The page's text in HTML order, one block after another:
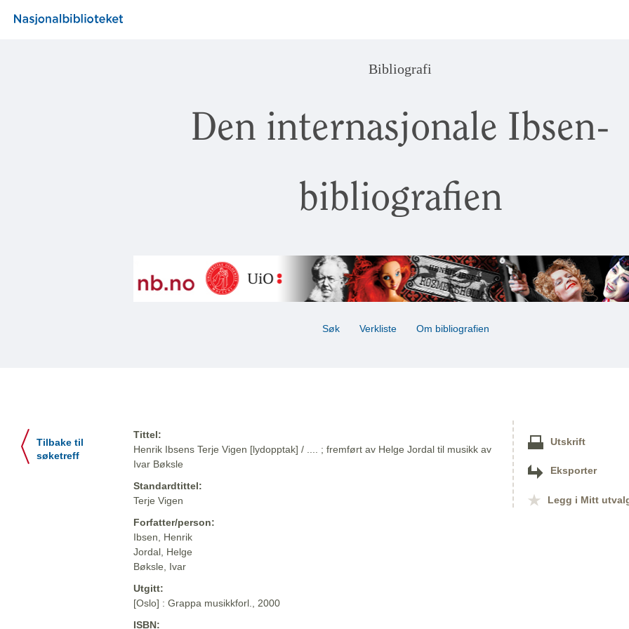
Bibliografi
Den internasjonale Ibsen-
bibliografien
Søk Verkliste Om bibliografien
Tilbake til
søketreff
Tittel:
Henrik Ibsens Terje Vigen [lydopptak] / .... ; fremført av Helge Jordal til musikk av
Ivar Bøksle
Standardtittel:
Terje Vigen
Forfatter/person:
Ibsen, Henrik
Jordal, Helge
Bøksle, Ivar
Utgitt:
[Oslo] : Grappa musikkforl., 2000
ISBN:
Utskrift
Eksporter
Legg i Mitt